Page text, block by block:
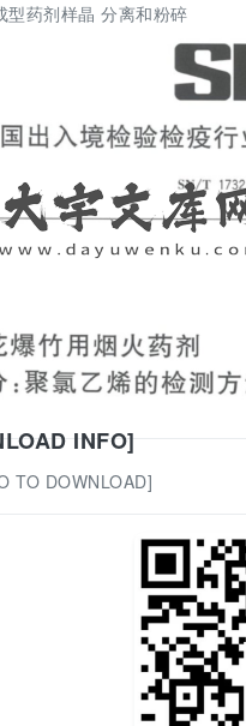
药剂样晶 分离和粉碎
INFO]
TO DOWNLOAD]